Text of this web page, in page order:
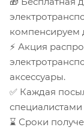
компенсируем
⚡ Акция
аксессуары.
✅ Каждая
⌛ Сроки